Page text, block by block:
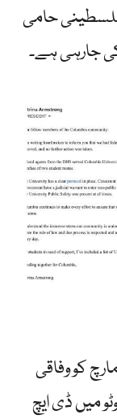
حامی
کی جارہی ہے۔
آف کولمبیا کے صدر نے 13 مارچ کو وفاقی
میں ڈی ایچ